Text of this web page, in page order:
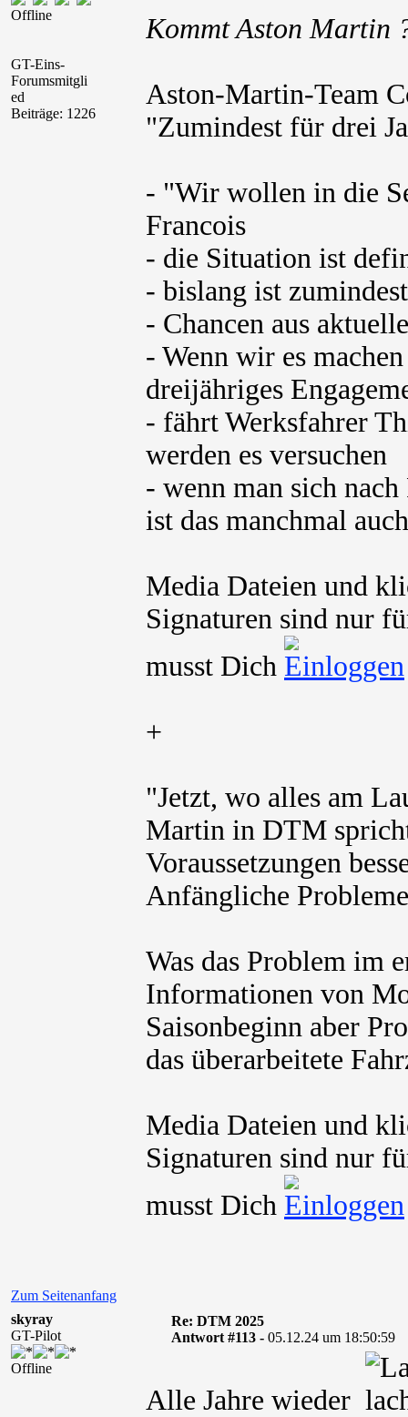
Offline
GT-Eins-
Forumsmitgli
ed
Beiträge: 1226
Kommt Aston Martin
Aston-Martin-Team
"Zumindest für drei
- "Wir wollen in die
Francois
- die Situation ist
- bislang ist
- Chancen aus
- Wenn wir es
dreijähriges
- fährt Werksfahrer
werden es versuchen
- wenn man sich
ist das manchmal
Media Dateien und
Signaturen sind nur
musst Dich
+
"Jetzt, wo alles am
Martin in DTM
Voraussetzungen
Anfängliche
Was das Problem im
Informationen von
Saisonbeginn aber
das überarbeitete
Media Dateien und
Signaturen sind nur
musst Dich
Zum Seitenanfang
skyray
GT-Pilot
Offline
Re: DTM 2025
Antwort #113 - 05.12.24 um 18:50:59
Alle Jahre wieder